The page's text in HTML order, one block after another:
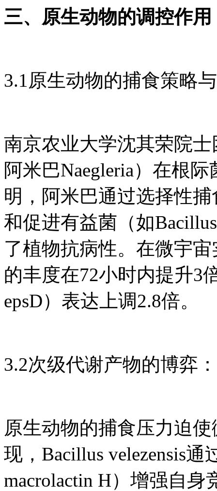
三、原生动物的调控作
3.1原生动物的捕食策略
南京农业大学沈其荣院
阿米巴Naegleria）在根
明，阿米巴通过选择性
和促进有益菌（如
了植物抗病性。在微宇
的丰度在72小时内提升3
epsD）表达上调2.8倍。
3.2次级代谢产物的博弈
原生动物的捕食压力迫
现，Bacillus velezensis
macrolactin H）增强自